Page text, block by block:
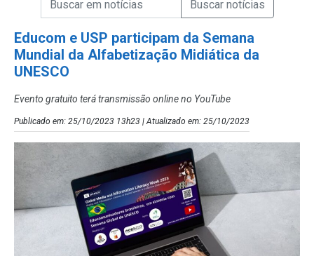
Educom e USP participam da Semana
Mundial da Alfabetização Midiática da
UNESCO
Evento gratuito terá transmissão online no YouTube
Publicado em: 25/10/2023 13h23 | Atualizado em: 25/10/2023